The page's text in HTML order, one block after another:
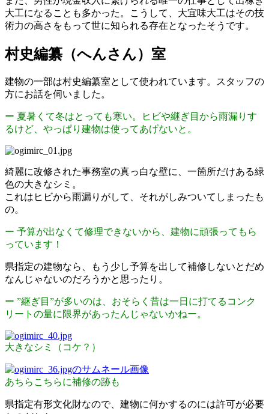
大工になることも多かった。こうして、大宜味大工はその技
術力の高さをもって世に知られる存在となったそうです。
村史編纂（へんさん）室
建物の一部は村史編纂室として使われています。スタッフの
方にお話を伺いました。
ー 夏暑くて冬はとっても寒い。ヒビや継ぎ目から雨漏りす
るけど、やっぱり建物は使ってあげないと。
綺麗に改修された事務室の真っ白な壁に、一箇所だけある緑
色の大きなシミ。
これはヒビから雨漏りがして、それがしみついてしまったも
の。
ー 予算が出なくて修理できないから、建物に頑張ってもら
っています！
県指定の建物なら、もう少し予算を出して補修しないとだめ
なんじゃないのだろうかと思ったり。
ー ”継ぎ目”が多いのは、おそらく昔は一日に打てるコンク
リートの量に限界があったんじゃないかねー。
大きなシミ（コケ？）
あちらこちらに補修の跡も
県指定有形文化財なので、建物に何かするのには許可が必要